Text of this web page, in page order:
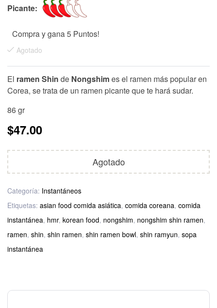
Picante:
Compra y gana 5 Puntos!
Agotado
El ramen Shin de Nongshimes el ramen más popular en
Corea, se trata de un ramen picante que te hará sudar.
86 gr
$47.00
Agotado
Categoría: Instantáneos
Etiquetas: asian food comida asiática, comida coreana, comida
instantánea, hmr, korean food, nongshim, nongshim shin ramen,
ramen, shin, shin ramen, shin ramen bowl, shin ramyun, sopa
instantánea